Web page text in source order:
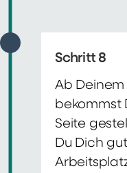
Schritt 8
Ab
bekommst
Seite
Du Dich